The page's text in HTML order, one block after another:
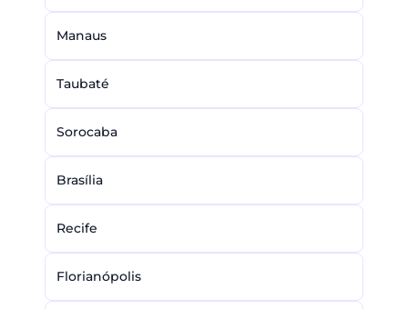
Manaus
Taubaté
Sorocaba
Brasília
Recife
Florianópolis